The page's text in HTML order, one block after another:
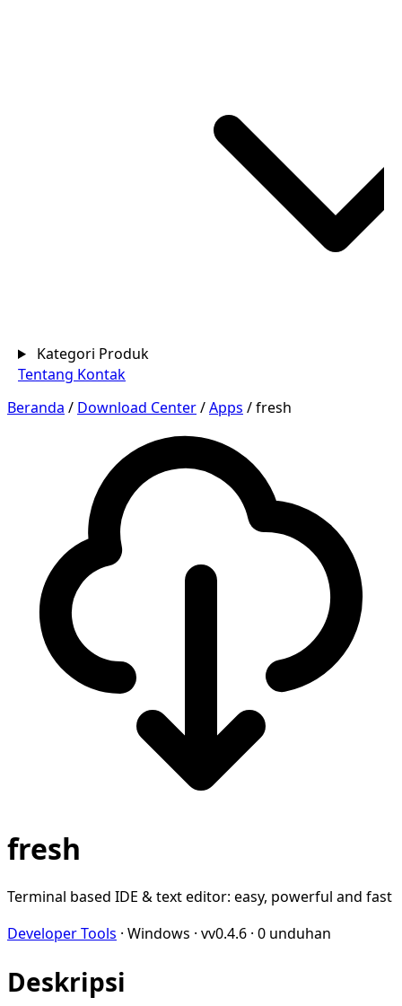
Kategori Produk
Tentang Kontak
Beranda / Download Center/Apps /fresh
fresh
Terminal based IDE & text editor: easy, powerful and fast
Developer Tools · Windows · vv0.4.6 · 0 unduhan
Deskripsi